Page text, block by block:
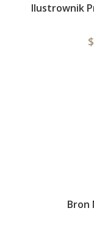
Ilustrownik
Bron